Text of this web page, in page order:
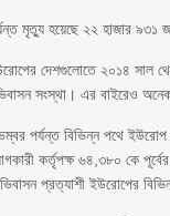
মৃত্যু হয়েছে ২২ হাজার ৯৩১
দেশগুলোতে ২০১৪ সাল
সংস্থা। এর বাইরেও
পর্যন্ত বিভিন্ন পথে
কর্তৃপক্ষ ৬৪,৩৮০ কে
প্রত্যাশী ইউরোপের